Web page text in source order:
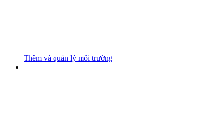
Thêm và quản lý môi trường